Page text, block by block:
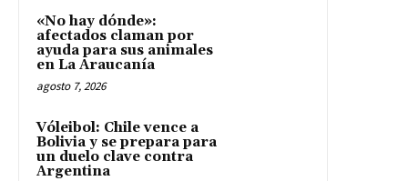
«No hay dónde»:
afectados claman por
ayuda para sus animales
en La Araucanía
agosto 7, 2026
Vóleibol: Chile vence a
Bolivia y se prepara para
un duelo clave contra
Argentina